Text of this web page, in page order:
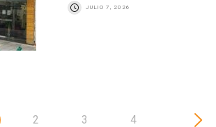
JULIO 7, 2026
2 3 4